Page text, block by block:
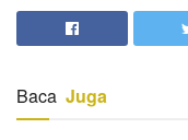
Baca Juga